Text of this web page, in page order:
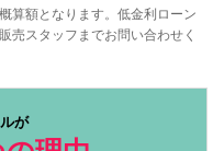
算額となります。低金利ローン
売スタッフまでお問い合わせく
が